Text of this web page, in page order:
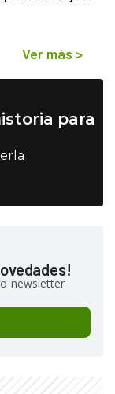
Ver más >
para
newsletter